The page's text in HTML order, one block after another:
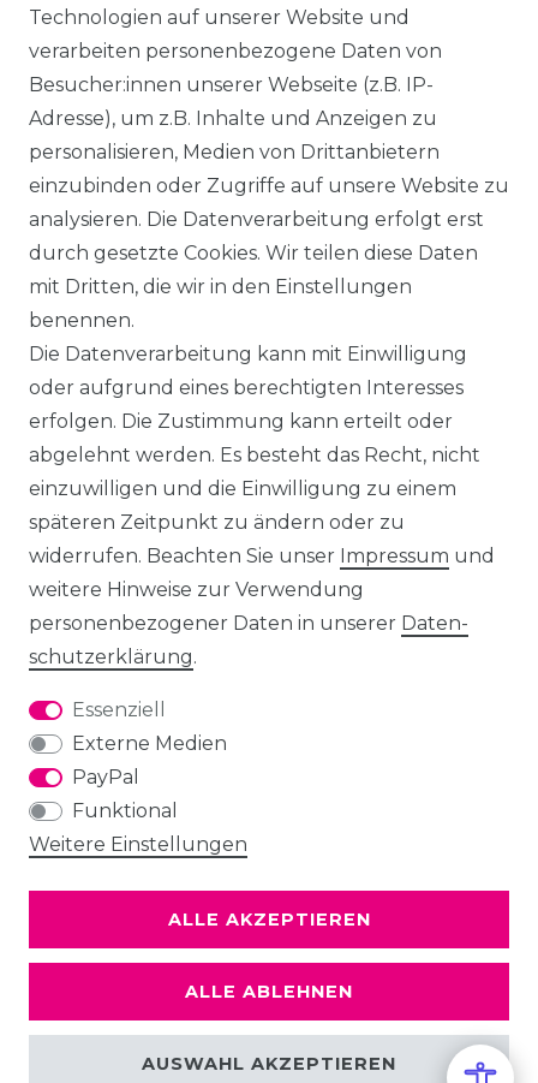
Technologien auf unserer Website und
verarbeiten personenbezogene Daten von
Besucher:innen unserer Webseite (z.B. IP-
Adresse), um z.B. Inhalte und Anzeigen zu
personalisieren, Medien von Drittanbietern
einzubinden oder Zugriffe auf unsere Website zu
analysieren. Die Datenverarbeitung erfolgt erst
durch gesetzte Cookies. Wir teilen diese Daten
mit Dritten, die wir in den Einstellungen
benennen.
Die Datenverarbeitung kann mit Einwilligung
oder aufgrund eines berechtigten Interesses
erfolgen. Die Zustimmung kann erteilt oder
abgelehnt werden. Es besteht das Recht, nicht
einzuwilligen und die Einwilligung zu einem
späteren Zeitpunkt zu ändern oder zu
widerrufen. Beachten Sie unser Impressum und
weitere Hinweise zur Verwendung
personenbezogener Daten in unserer Daten­
schutz­erklärung.
Essenziell
Externe Medien
PayPal
Funktional
Weitere Einstellungen
ALLE AKZEPTIEREN
ALLE ABLEHNEN
AUSWAHL AKZEPTIEREN